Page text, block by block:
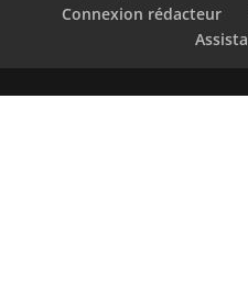
Connexion rédacteur